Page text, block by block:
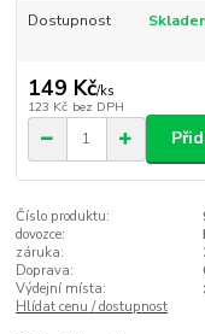
Dostupnost
149 Kč/ks
123 Kč bez DPH
Číslo produktu:
dovozce:
záruka:
Doprava:
Výdejní místa:
Hlídat cenu / dostupnost